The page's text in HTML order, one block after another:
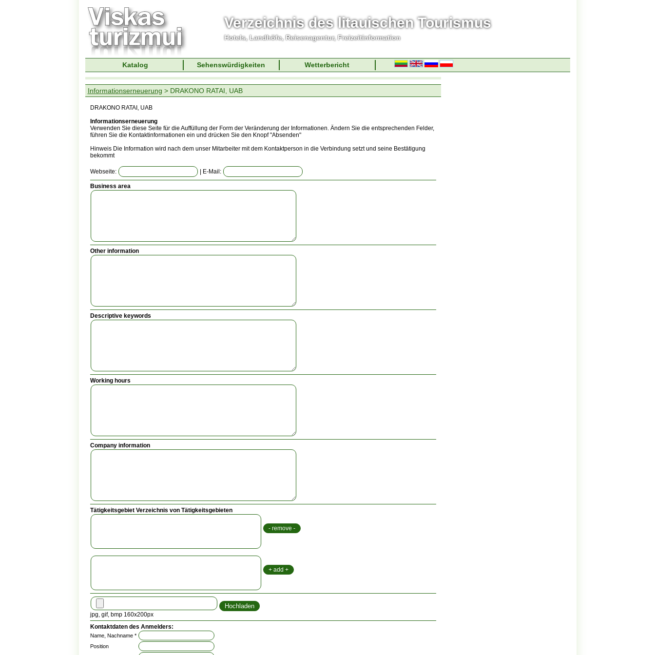
Verzeichnis des litauischen Tourismus
Hotels, Landhöfe, Reisenagentur, Freizeitinformation
Katalog Sehenswürdigkeiten Wetterbericht
Informationserneuerung > DRAKONO RATAI, UAB
DRAKONO RATAI, UAB
Informationserneuerung
Verwenden Sie diese Seite für die Auffüllung der Form der Veränderung der Informationen. Ändern Sie die entsprechenden Felder,
führen Sie die Kontaktinformationen ein und drücken Sie den Knopf "Absenden"
Hinweis Die Information wird nach dem unser Mitarbeiter mit dem Kontaktperson in die Verbindung setzt und seine Bestätigung
bekommt
Webseite: | E-Mail:
Business area
Other information
Descriptive keywords
Working hours
Company information
Tätigkeitsgebiet Verzeichnis von Tätigkeitsgebieten
jpg, gif, bmp 160x200px
Kontaktdaten des Anmelders:
Name, Nachname *
Position